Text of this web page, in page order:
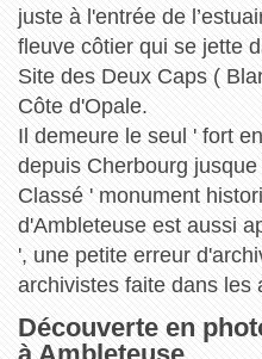
juste à l'entrée de
fleuve côtier qui se jette
Site des Deux Caps (
Côte d'Opale.
Il demeure le seul ' fort
depuis Cherbourg
Classé ' monument
d'Ambleteuse est aussi
', une petite erreur
archivistes faite dans les
Découverte en